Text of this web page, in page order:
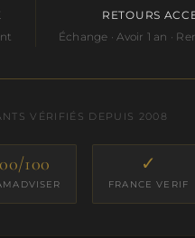
RETOURS
Échange · Avoir 1 an ·
VÉRIFIÉS DEPUIS 2008
100 ✓
FRANCE VERIF